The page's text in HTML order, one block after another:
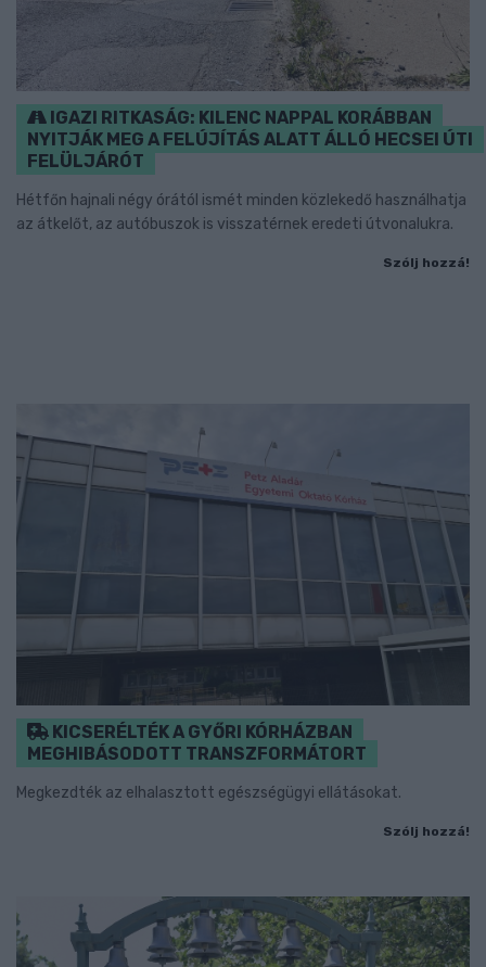
IGAZI RITKASÁG: KILENC NAPPAL KORÁBBAN
NYITJÁK MEG A FELÚJÍTÁS ALATT ÁLLÓ HECSEI ÚTI
FELÜLJÁRÓT
Hétfőn hajnali négy órától ismét minden közlekedő használhatja
az átkelőt, az autóbuszok is visszatérnek eredeti útvonalukra.
Szólj hozzá!
KICSERÉLTÉK A GYŐRI KÓRHÁZBAN
MEGHIBÁSODOTT TRANSZFORMÁTORT
Megkezdték az elhalasztott egészségügyi ellátásokat.
Szólj hozzá!